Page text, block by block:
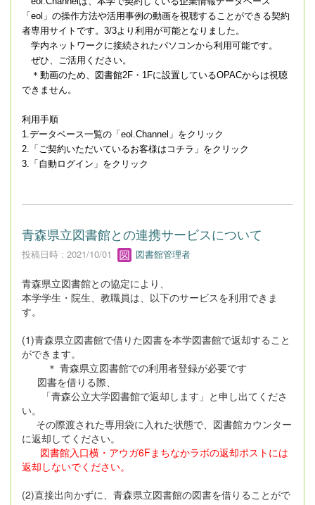
「eol」の操作方法や活用事例の動画を視聴することができる契約
者専用サイトです。3/3より利用が可能となりました。
学内ネットワークに接続されたパソコンから利用可能です。
ぜひ、ご活用ください。
＊動画のため、図書館2F・1Fに設置しているOPACからは視聴
できません。
利用手順
1.データベース一覧の「eol.Channel」をクリック
2.「ご契約いただいているお客様はコチラ」をクリック
3.「自動ログイン」をクリック
青森県立図書館との連携サービスについて
投稿日時 : 2021/10/01 図書館管理者
青森県立図書館との協定により、
本学学生・院生、教職員は、以下のサービスを利用できま
す。
(1)青森県立図書館で借りた図書を本学図書館で返却すること
ができます。
＊ 青森県立図書館での利用者登録が必要です
図書を借りる際、
「青森公立大学図書館で返却します」と申し出てくださ
い。
その際渡された専用袋に入れた状態で、図書館カウンター
に返却してください。
図書館入口横・アウガ6Fまちなかラボの返却ポストには
返却しないでください。
(2)直接出向かずに、青森県立図書館の図書を借りることがで